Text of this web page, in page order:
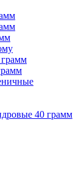
40 грамм